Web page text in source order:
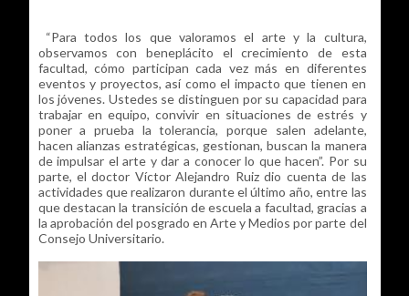
“Para todos los que valoramos el arte y la cultura,
observamos con beneplácito el crecimiento de esta
facultad, cómo participan cada vez más en diferentes
eventos y proyectos, así como el impacto que tienen en
los jóvenes. Ustedes se distinguen por su capacidad para
trabajar en equipo, convivir en situaciones de estrés y
poner a prueba la tolerancia, porque salen adelante,
hacen alianzas estratégicas, gestionan, buscan la manera
de impulsar el arte y dar a conocer lo que hacen”. Por su
parte, el doctor Víctor Alejandro Ruiz dio cuenta de las
actividades que realizaron durante el último año, entre las
que destacan la transición de escuela a facultad, gracias a
la aprobación del posgrado en Arte y Medios por parte del
Consejo Universitario.